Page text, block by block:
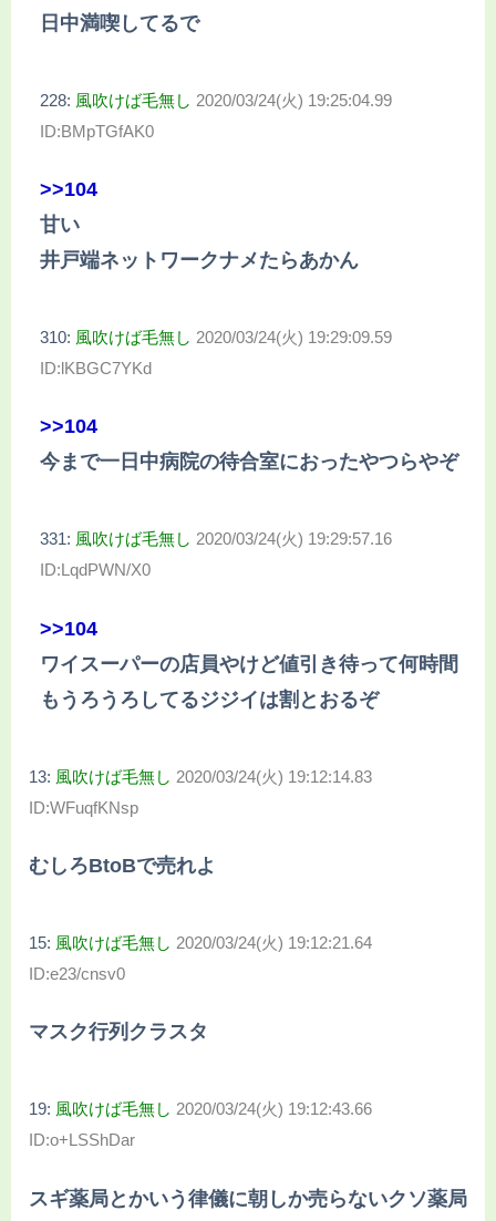
日中満喫してるで
228: 風吹けば毛無し 2020/03/24(火) 19:25:04.99
ID:BMpTGfAK0
>>104
甘い
井戸端ネットワークナメたらあかん
310: 風吹けば毛無し 2020/03/24(火) 19:29:09.59
ID:lKBGC7YKd
>>104
今まで一日中病院の待合室におったやつらやぞ
331: 風吹けば毛無し 2020/03/24(火) 19:29:57.16
ID:LqdPWN/X0
>>104
ワイスーパーの店員やけど値引き待って何時間
もうろうろしてるジジイは割とおるぞ
13: 風吹けば毛無し 2020/03/24(火) 19:12:14.83
ID:WFuqfKNsp
むしろBtoBで売れよ
15: 風吹けば毛無し 2020/03/24(火) 19:12:21.64
ID:e23/cnsv0
マスク行列クラスタ
19: 風吹けば毛無し 2020/03/24(火) 19:12:43.66
ID:o+LSShDar
スギ薬局とかいう律儀に朝しか売らないクソ薬局